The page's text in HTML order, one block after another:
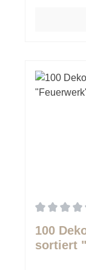
100
sortiert